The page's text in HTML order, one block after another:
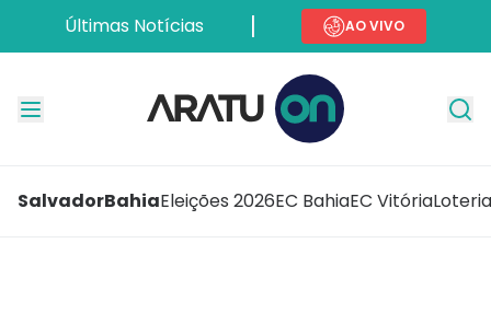
Últimas Notícias AO VIVO
SalvadorBahiaEleições 2026EC BahiaEC Vitória